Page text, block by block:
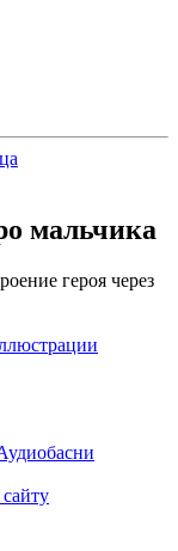
мальчика
героя через